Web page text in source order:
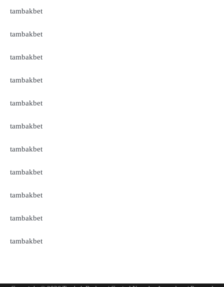
tambakbet
tambakbet
tambakbet
tambakbet
tambakbet
tambakbet
tambakbet
tambakbet
tambakbet
tambakbet
tambakbet